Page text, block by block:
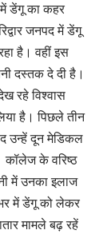
में डेंगू का कहर
जनपद में डेंगू
है। वहीं इस
दस्तक दे दी है।
रहे विश्वास
है। पिछले तीन
उन्हें दून मेडिकल
कॉलेज के वरिष्ठ
में उनका इलाज
में डेंगू को लेकर
मामले बढ़ रहें